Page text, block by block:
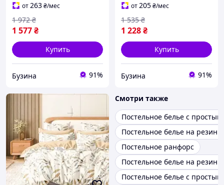
от263₴/мес
1 577₴
1 972 ₴
Купить
Бузина 91%
от205₴/мес
1 228₴
1 535 ₴
Купить
Бузина 91%
Смотри также
Постельное белье с
Постельное белье на
Постельное ранфорс
Постельное белье на
Постельное белье с